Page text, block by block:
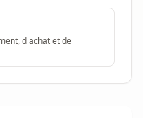
d achat et de